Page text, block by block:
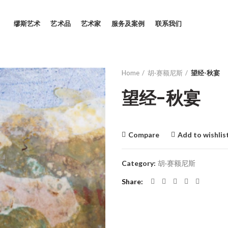
缪斯艺术 艺术品 艺术家 服务及案例 联系我们
Home 胡·赛额尼斯 望经-秋宴
望经-秋宴
Compare Add to
Category: 胡·赛额尼斯
Share